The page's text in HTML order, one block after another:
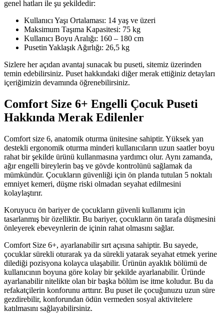
genel hatları ile şu şekildedir:
Kullanıcı Yaşı Ortalaması: 14 yaş ve üzeri
Maksimum Taşıma Kapasitesi: 75 kg
Kullanıcı Boyu Aralığı: 160 – 180 cm
Pusetin Yaklaşık Ağırlığı: 26,5 kg
Sizlere her açıdan avantaj sunacak bu puseti, sitemiz üzerinden
temin edebilirsiniz. Puset hakkındaki diğer merak ettiğiniz detayları
içeriğimizin devamında öğrenebilirsiniz.
Comfort Size 6+ Engelli Çocuk Puseti
Hakkında Merak Edilenler
Comfort size 6, anatomik oturma ünitesine sahiptir. Yüksek yan
destekli ergonomik oturma minderi kullanıcıların uzun saatler boyu
rahat bir şekilde ürünü kullanmasına yardımcı olur. Aynı zamanda,
ağır engelli bireylerin baş ve gövde kontrolünü sağlamak da
mümkündür. Çocukların güvenliği için ön planda tutulan 5 noktalı
emniyet kemeri, düşme riski olmadan seyahat edilmesini
kolaylaştırır.
Koruyucu ön bariyer de çocukların güvenli kullanımı için
tasarlanmış bir özelliktir. Bu bariyer, çocukların ön tarafa düşmesini
önleyerek ebeveynlerin de içinin rahat olmasını sağlar.
Comfort Size 6+, ayarlanabilir sırt açısına sahiptir. Bu sayede,
çocuklar sürekli oturarak ya da sürekli yatarak seyahat etmek yerine
dilediği pozisyona kolayca ulaşabilir. Ürünün ayaklık bölümü de
kullanıcının boyuna göre kolay bir şekilde ayarlanabilir. Üründe
ayarlanabilir nitelikte olan bir başka bölüm ise itme koludur. Bu da
refakatçilerin konforunu arttırır. Bu puset ile çocuğunuzu uzun süre
gezdirebilir, konforundan ödün vermeden sosyal aktivitelere
katılmasını sağlayabilirsiniz.